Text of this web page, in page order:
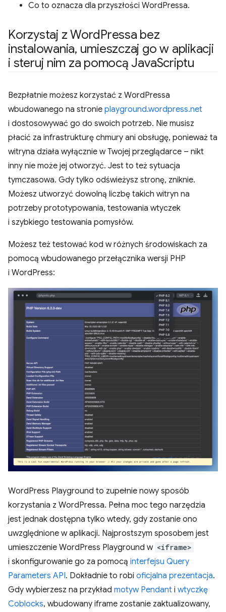
Co to oznacza dla przyszłości WordPressa.
Korzystaj z WordPressa bez
instalowania, umieszczaj go w aplikacji
i steruj nim za pomocą JavaScriptu
Bezpłatnie możesz korzystać z WordPressa
wbudowanego na stronie playground.wordpress.net
i dostosowywać go do swoich potrzeb. Nie musisz
płacić za infrastrukturę chmury ani obsługę, ponieważ ta
witryna działa wyłącznie w Twojej przeglądarce – nikt
inny nie może jej otworzyć. Jest to też sytuacja
tymczasowa. Gdy tylko odświeżysz stronę, zniknie.
Możesz utworzyć dowolną liczbę takich witryn na
potrzeby prototypowania, testowania wtyczek
i szybkiego testowania pomysłów.
Możesz też testować kod w różnych środowiskach za
pomocą wbudowanego przełącznika wersji PHP
i WordPress:
WordPress Playground to zupełnie nowy sposób
korzystania z WordPressa. Pełna moc tego narzędzia
jest jednak dostępna tylko wtedy, gdy zostanie ono
uwzględnione w aplikacji. Najprostszym sposobem jest
umieszczenie WordPress Playground w <iframe>
i skonfigurowanie go za pomocą interfejsu Query
Parameters API. Dokładnie to robi oficjalna prezentacja.
Gdy wybierzesz na przykład motyw Pendant i wtyczkę
Coblocks, wbudowany iframe zostanie zaktualizowany,